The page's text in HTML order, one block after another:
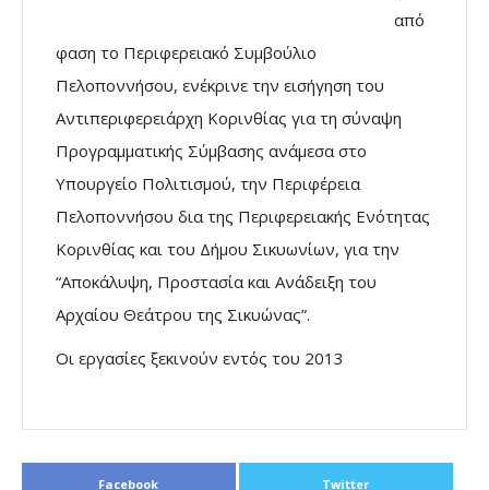
από
φαση το Περιφερειακό Συμβούλιο
Πελοποννήσου, ενέκρινε την εισήγηση του
Αντιπεριφερειάρχη Κορινθίας για τη σύναψη
Προγραμματικής Σύμβασης ανάμεσα στο
Υπουργείο Πολιτισμού, την Περιφέρεια
Πελοποννήσου δια της Περιφερειακής Ενότητας
Κορινθίας και του Δήμου Σικυωνίων, για την
“Αποκάλυψη, Προστασία και Ανάδειξη του
Αρχαίου Θεάτρου της Σικυώνας”.
Οι εργασίες ξεκινούν εντός του 2013
Facebook Twitter